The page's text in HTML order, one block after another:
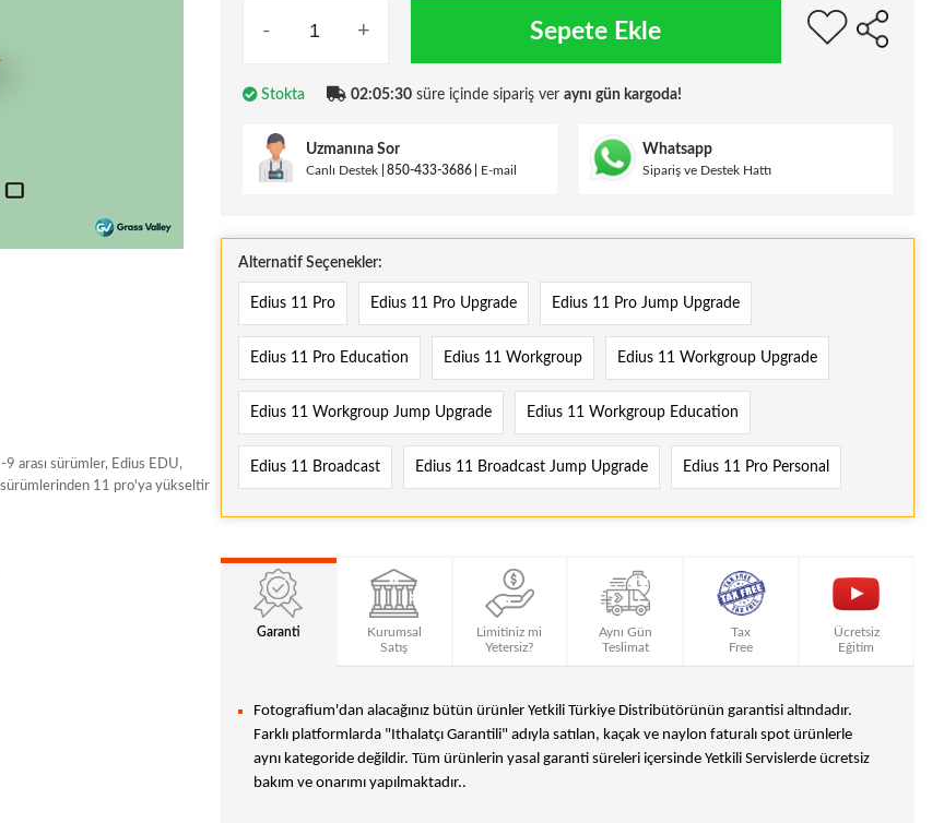
arası sürümler, Edius EDU,
11 pro'ya yükseltir
- + Sepete Ekle
Stokta 02:05:29 süre içinde sipariş ver aynı gün kargoda!
Uzmanına Sor
Canlı Destek 850-433-3686 E-mail
Whatsapp
Sipariş ve Destek Hattı
Alternatif Seçenekler:
Edius 11 Pro Edius 11 Pro Upgrade Edius 11 Pro Jump Upgrade
Edius 11 Pro Education Edius 11 Workgroup Edius 11 Workgroup Upgrade
Edius 11 Workgroup Jump Upgrade Edius 11 Workgroup Education
Edius 11 Broadcast Edius 11 Broadcast Jump Upgrade Edius 11 Pro Personal
Garanti
Kurumsal
Satış
Limitiniz mi
Yetersiz?
Aynı Gün
Teslimat
Tax
Free
Ücretsiz
Eğitim
Fotografium'dan alacağınız bütün ürünler Yetkili Türkiye Distribütörünün garantisi altındadır.
Farklı platformlarda "Ithalatçı Garantili" adıyla satılan, kaçak ve naylon faturalı spot ürünlerle
aynı kategoride değildir. Tüm ürünlerin yasal garanti süreleri içersinde Yetkili Servislerde ücretsiz
bakım ve onarımı yapılmaktadır..